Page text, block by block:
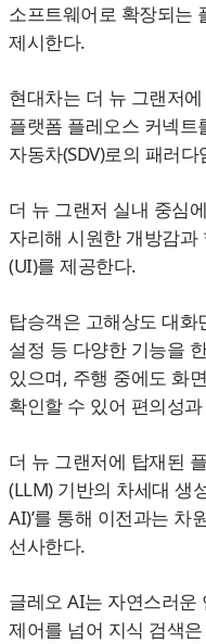
소프트웨어로 확장되는
제시한다.
현대차는 더 뉴 그랜저
플랫폼 플레오스 커넥트
자동차(SDV)로의 패러
더 뉴 그랜저 실내 중심
자리해 시원한 개방감
(UI)를 제공한다.
탑승객은 고해상도 대
설정 등 다양한 기능을
있으며, 주행 중에도 화
확인할 수 있어 편의성
더 뉴 그랜저에 탑재된
(LLM) 기반의 차세대 생
AI)’를 통해 이전과는 차
선사한다.
글레오 AI는 자연스러운
제어를 넘어 지식 검색